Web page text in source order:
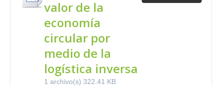
valor de la
economía
circular por
medio de la
logística inversa
1 archivo(s) 322.41 KB